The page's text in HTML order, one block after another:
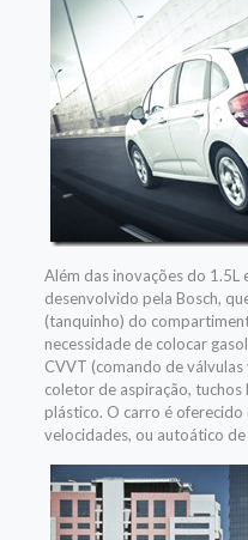
Além das inovações do 1.5L
desenvolvido pela Bosch,
(tanquinho) do
necessidade de colocar
CVVT (comando de
coletor de aspiração,
plástico. O carro é oferecido
velocidades, ou autoático